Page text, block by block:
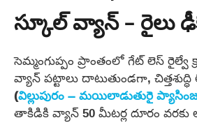
స్కూల్ వ్యాన్ – రైలు
సెమ్మంగుప్పం ప్రాంతంలో గేట్ లెస్ రైల్వే
వ్యాన్ పట్టాలు దాటుతుండగా, చిత్తశుద్ధి
(విల్లుపురం – మయిలాడుతురై
తాకిడికి వ్యాన్ 50 మీటర్ల దూరం